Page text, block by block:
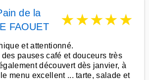
de la
FAOUET ★★★★★
et attentionné.
pauses café et douceurs très
découvert dès janvier, à
menu excellent ... tarte, salade et